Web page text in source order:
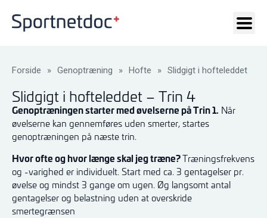
Forside » Genoptræning » Hofte » Slidgigt i hofteleddet
Slidgigt i hofteleddet – Trin 4
Genoptræningen starter med øvelserne på Trin 1. Når
øvelserne kan gennemføres uden smerter, startes
genoptræningen på næste trin.
Hvor ofte og hvor længe skal jeg træne?Træningsfrekvens
og -varighed er individuelt. Start med ca. 3 gentagelser pr.
øvelse og mindst 3 gange om ugen. Øg langsomt antal
gentagelser og belastning uden at overskride
smertegrænsen